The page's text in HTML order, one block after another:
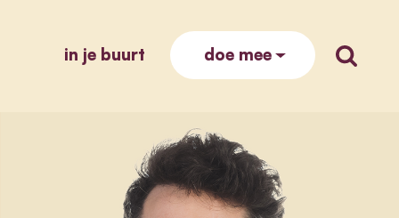
in je buurt doe mee zoek